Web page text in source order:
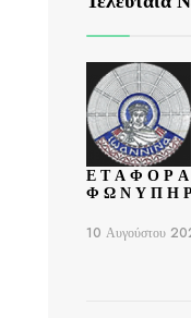
Ε Τ Α Φ Ο Ρ
Φ Ω Ν Υ Π Η
10 Αυγούστου